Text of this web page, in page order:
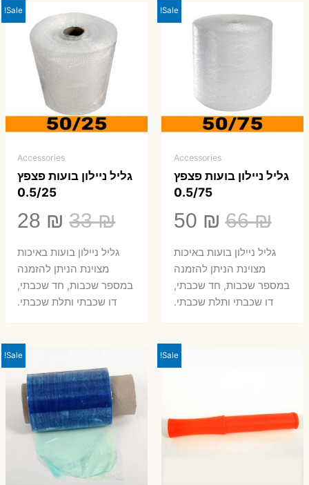
Sale!
Accessories
גליל ניילון בועות פצפץ
0.5/75
66₪
המחיר
המקורי
היה:
66 ₪.
50 ₪
הנוכחיגליל ניילון בועות באיכות
מצוינת הניתן להזמנה
במספר שכבות, חד שכבתי,
דו שכבתי ותלת שכבתי.
Sale!
Accessories
גליל ניילון בועות פצפץ
0.5/25
33₪
המחיר
המקורי
היה:
33 ₪.
28 ₪
₪.
גליל ניילון בועות באיכות
מצוינת הניתן להזמנה
במספר שכבות, חד שכבתי,
דו שכבתי ותלת שכבתי.
Sale!
Sale!